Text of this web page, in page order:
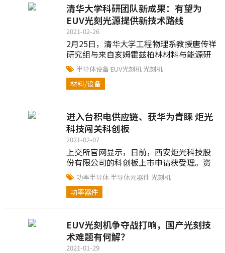
清华大学科研团队新成果：有望为
EUV光刻光源提供新技术路线
2021-02-26
2月25日，清华大学工程物理系教授唐传祥
研究组与来自亥姆霍兹柏林材料与能源研
究中心（HZB）以及...
半导体设备 EUV光刻机光刻机
材料/设备
进入台积电供应链、获华为青睐 炬光
科技闯关科创板
2021-02-07
上交所官网显示，日前，西安炬光科技股
份有限公司的科创板上市申请获受理。资
料显示，炬光科技成立于2007年9月...
功率半导体半导体元器件光刻机
功率器件
EUV光刻机争夺战打响，国产光刻技
术难题有何解？
2021-01-29